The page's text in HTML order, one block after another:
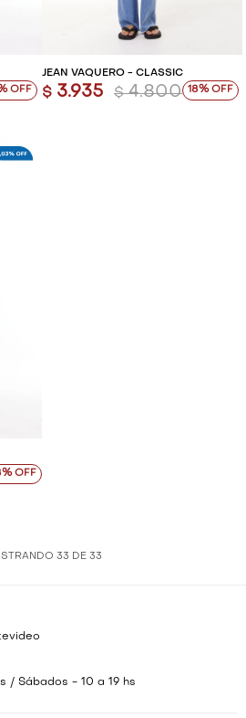
JEAN VAQUERO - CLASSIC
$ 3.935 $ 4.800 18
33 DE 33
/ Sábados - 10 a 19 hs